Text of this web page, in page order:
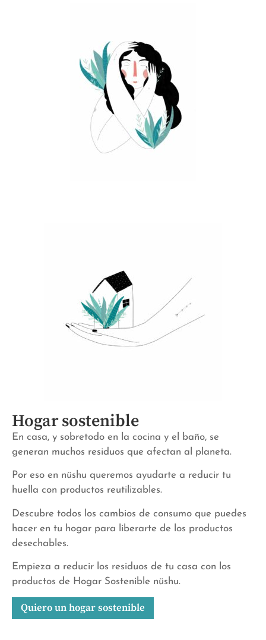
Hogar sostenible
En casa, y sobretodo en la cocina y el baño, se
generan muchos residuos que afectan al planeta.
Por eso en nüshu queremos ayudarte a reducir tu
huella con productos reutilizables.
Descubre todos los cambios de consumo que puedes
hacer en tu hogar para liberarte de los productos
desechables.
Empieza a reducir los residuos de tu casa con los
productos de Hogar Sostenible nüshu.
Quiero un hogar sostenible